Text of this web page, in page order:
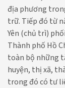
địa phương
trữ. Tiếp đó từ
Yên (chủ trì)
Thành phố Hồ
toàn bộ những
huyện, thị xã,
trong đó có tư